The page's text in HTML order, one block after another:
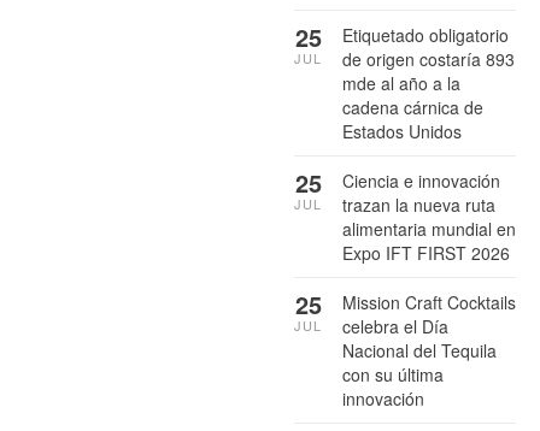
Etiquetado obligatorio
de origen costaría 893
mde al año a la
cadena cárnica de
Estados Unidos
25
JUL
Ciencia e innovación
trazan la nueva ruta
alimentaria mundial en
Expo IFT FIRST 2026
25
JUL
Mission Craft Cocktails
celebra el Día
Nacional del Tequila
con su última
innovación
25
JUL